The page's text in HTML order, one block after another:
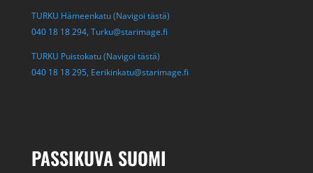
TURKU Hämeenkatu (Navigoi tästä)
040 18 18 294, Turku@starimage.fi
TURKU Puistokatu (Navigoi tästä)
040 18 18 295, Eerikinkatu@starimage.fi
PASSIKUVA SUOMI